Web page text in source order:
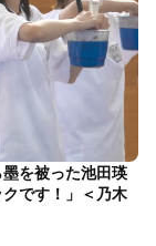
を被った池田瑛
です！」＜乃木